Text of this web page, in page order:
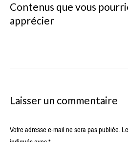
Contenus que vous
apprécier
Laisser un commentaire
Votre adresse e-mail ne sera pas publiée.